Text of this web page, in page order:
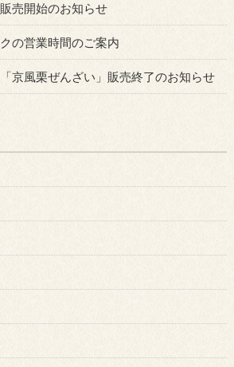
売開始のお知らせ
の営業時間のご案内
京風栗ぜんざい」販売終了のお知らせ